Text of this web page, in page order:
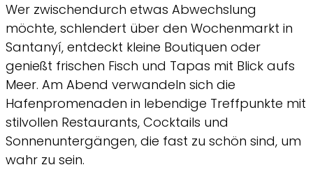
Wer zwischendurch etwas Abwechslung
möchte, schlendert über den Wochenmarkt in
Santanyí, entdeckt kleine Boutiquen oder
genießt frischen Fisch und Tapas mit Blick aufs
Meer. Am Abend verwandeln sich die
Hafenpromenaden in lebendige Treffpunkte mit
stilvollen Restaurants, Cocktails und
Sonnenuntergängen, die fast zu schön sind, um
wahr zu sein.